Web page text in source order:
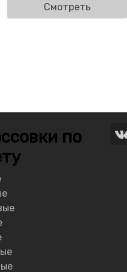
Смотреть
по